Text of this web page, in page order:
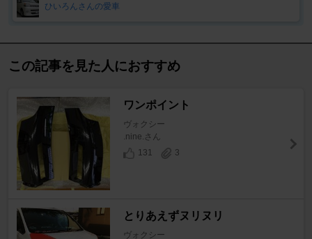
ひいろんさんの愛車
この記事を見た人におすすめ
ワンポイント
ヴォクシー
.nine.さん
131
3
とりあえずヌリヌリ
ヴォクシー